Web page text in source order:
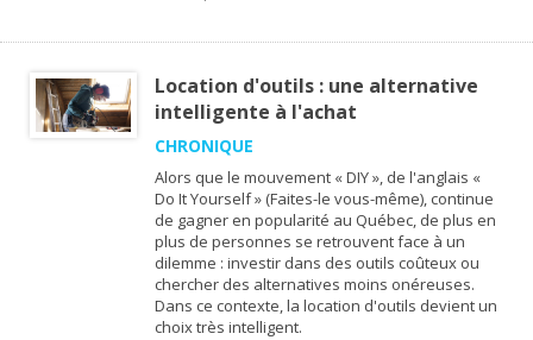
Location d'outils : une alternative
intelligente à l'achat
CHRONIQUE
Alors que le mouvement « DIY », de l'anglais «
Do It Yourself » (Faites-le vous-même), continue
de gagner en popularité au Québec, de plus en
plus de personnes se retrouvent face à un
dilemme : investir dans des outils coûteux ou
chercher des alternatives moins onéreuses.
Dans ce contexte, la location d'outils devient un
choix très intelligent.